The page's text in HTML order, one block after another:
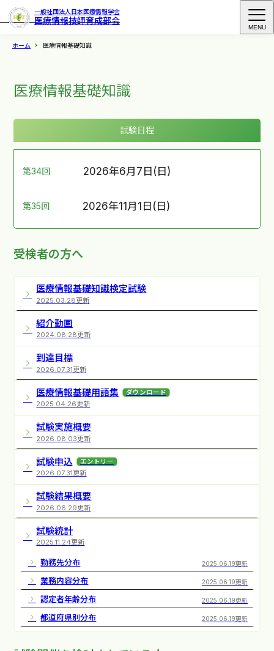
一般社団法人日本医療情報学会
医療情報技師育成部会
ホーム 医療情報基礎知識
医療情報基礎知識
試験日程
第34回 2026年6月7日(日)
第35回 2026年11月1日(日)
受検者の方へ
医療情報基礎知識検定試験
2025.03.28更新
紹介動画
2024.08.28更新
到達目標
2026.07.31更新
医療情報基礎用語集 ダウンロード
2025.04.26更新
試験実施概要
2026.08.03更新
試験申込 エントリー
2026.07.31更新
試験結果概要
2026.06.29更新
試験統計
2025.11.24更新
勤務先分布 2025.06.19更新
業務内容分布 2025.06.19更新
認定者年齢分布 2025.06.19更新
都道府県別分布 2025.06.19更新
MENU